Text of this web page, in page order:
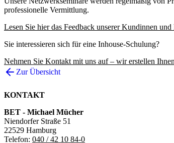
professionelle Vermittlung.
Lesen Sie hier das Feedback unserer Kundinnen
Sie interessieren sich für eine Inhouse-Schulung?
Nehmen Sie Kontakt mit uns auf – wir erstellen
Zur Übersicht
KONTAKT
BET - Michael Mücher
Niendorfer Straße 51
22529 Hamburg
Telefon: 040 / 42 10 84-0